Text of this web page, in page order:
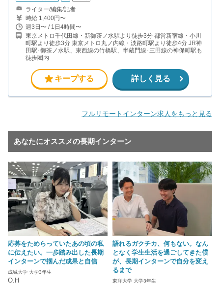
ライター/編集/記者
時給 1,400円〜
週3日〜 / 1日4時間〜
東京メトロ千代田線・新御茶ノ水駅より徒歩3分 都営新宿線・小川
町駅より徒歩3分 東京メトロ丸ノ内線・淡路町駅より徒歩4分 JR神
田駅･御茶ノ水駅、東西線の竹橋駅、半蔵門線･三田線の神保町駅も
徒歩圏内
キープする 詳しく見る
フルリモートインターン求人をもっと見る
あなたにオススメの長期インターン
応募をためらっていたあの頃の私
に伝えたい。一歩踏み出した長期
インターンで掴んだ成果と自信
成城大学 大学3年生
O.H
語れるガクチカ、何もない。なん
となく学生生活を過ごしてきた僕
が、長期インターンで自分を変え
るまで
東洋大学 大学3年生